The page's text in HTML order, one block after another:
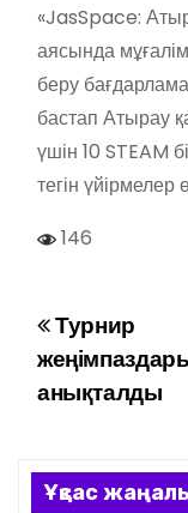
«JasSpace:
аясында
беру
бастап Атырау
үшін 10 STEAM
тегін үйірмелер
146
Н
а
и
Турнир
анықталды
Ұқсас